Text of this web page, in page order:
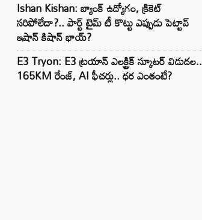
Ishan Kishan: బ్యాంక్ ఉద్యోగం, క్రికెట్
సరిపోలేదా?.. పార్ట్ టైమ్ టీ కొట్టు ఎప్పుడు పెట్టావ్
ఇషాన్ కిషాన్ భాయ్‌?
E3 Tryon: E3 ట్రయాన్ ఎలక్ట్రిక్ స్కూటర్ విడుదల..
165KM రేంజ్, AI ఫీచర్లు.. ధర ఎంతంటే?